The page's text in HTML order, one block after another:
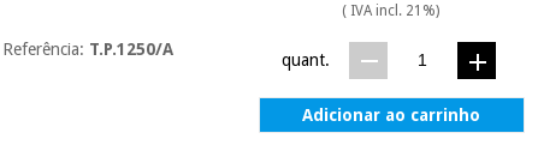
Referência: T.P.1250/A
( IVA incl. 21%)
quant.
Adicionar ao carrinho